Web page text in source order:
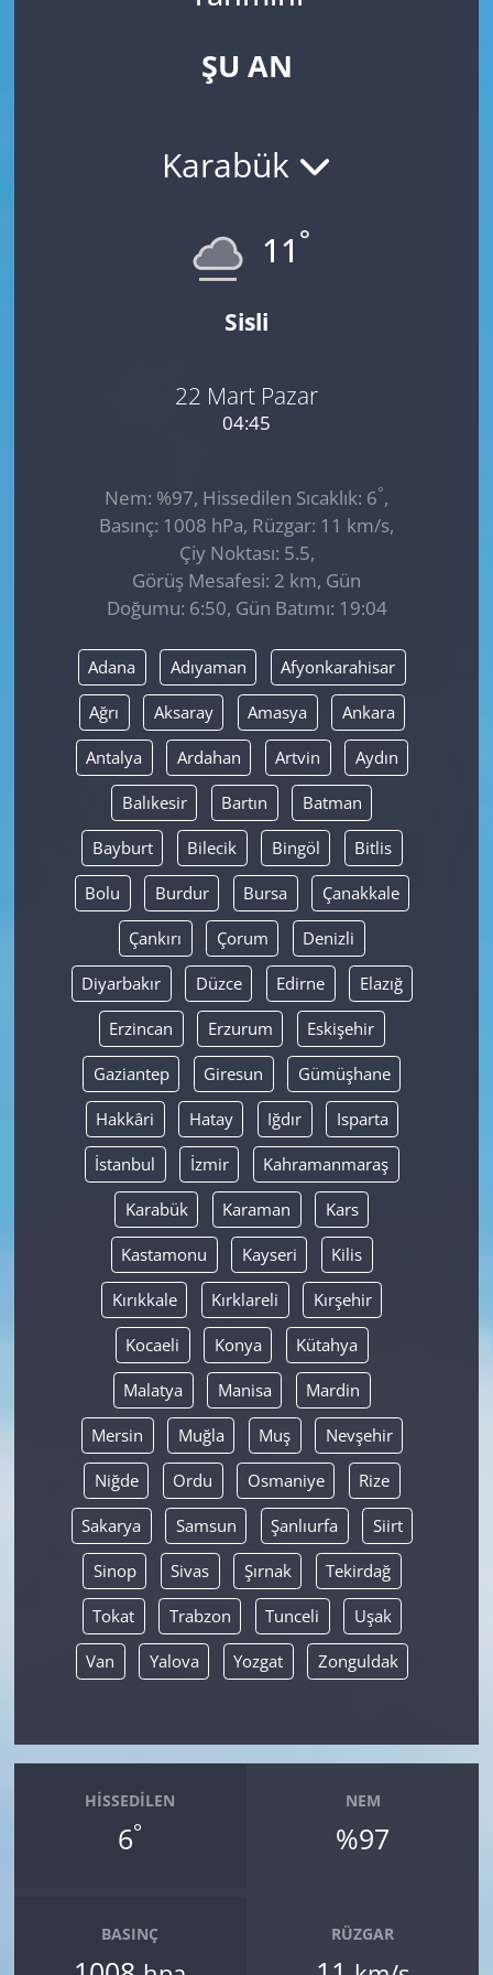
ŞU AN
Karabük
11 °
Sisli
22 Mart Pazar
04:45
Nem: %97, Hissedilen Sıcaklık: 6°,
Basınç: 1008 hPa, Rüzgar: 11 km/s,
Çiy Noktası: 5.5,
Görüş Mesafesi: 2 km, Gün
Doğumu: 6:50, Gün Batımı: 19:04
Adana Adıyaman Afyonkarahisar
Ağrı Aksaray Amasya Ankara
Antalya Ardahan Artvin Aydın
Balıkesir Bartın Batman
Bayburt Bilecik Bingöl Bitlis
Bolu Burdur Bursa Çanakkale
Çankırı Çorum Denizli
Diyarbakır Düzce Edirne Elazığ
Erzincan Erzurum Eskişehir
Gaziantep Giresun Gümüşhane
Hakkâri Hatay Iğdır Isparta
İstanbul İzmir Kahramanmaraş
Karabük Karaman Kars
Kastamonu Kayseri Kilis
Kırıkkale Kırklareli Kırşehir
Kocaeli Konya Kütahya
Malatya Manisa Mardin
Mersin Muğla Muş Nevşehir
Niğde Ordu Osmaniye Rize
Sakarya Samsun Şanlıurfa Siirt
Sinop Sivas Şırnak Tekirdağ
Tokat Trabzon Tunceli Uşak
Van Yalova Yozgat Zonguldak
HISSEDILEN
6°
NEM
%97
BASINÇ RÜZGAR